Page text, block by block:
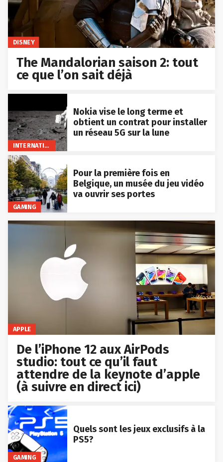
DISNEY
The Mandalorian saison 2: tout
ce que l’on sait déjà
INTERNATIONAL
Nokia vise le long terme et
obtient un contrat pour installer
un réseau 5G sur la lune
GAMING
Pour la première fois en
Belgique, un musée du jeu vidéo
va ouvrir ses portes
APPLE
De l’iPhone 12 aux AirPods
studio: tout ce qu’il faut
attendre de la keynote d’apple
(à suivre en direct ici)
GAMING
Quels sont les jeux exclusifs à la
PS5?